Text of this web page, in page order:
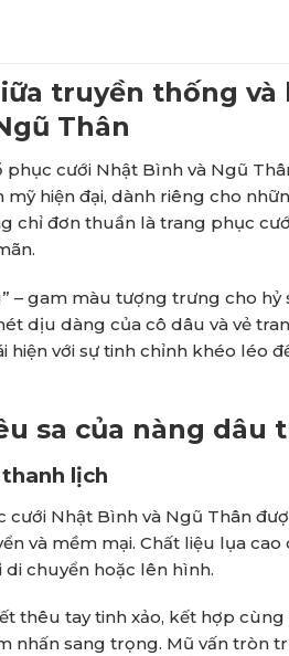
truyền thống
Thân
phục cưới Nhật Bình và Ngũ
hiện đại, dành riêng cho
chỉ đơn thuần là trang phục
– gam màu tượng trưng cho
dịu dàng của cô dâu và vẻ
hiện với sự tinh chỉnh khéo léo
sa của nàng dâu
lịch
Nhật Bình và Ngũ Thân
và mềm mại. Chất liệu lụa
chuyển hoặc lên hình.
thêu tay tinh xảo, kết hợp
nhấn sang trọng. Mũ vấn tròn